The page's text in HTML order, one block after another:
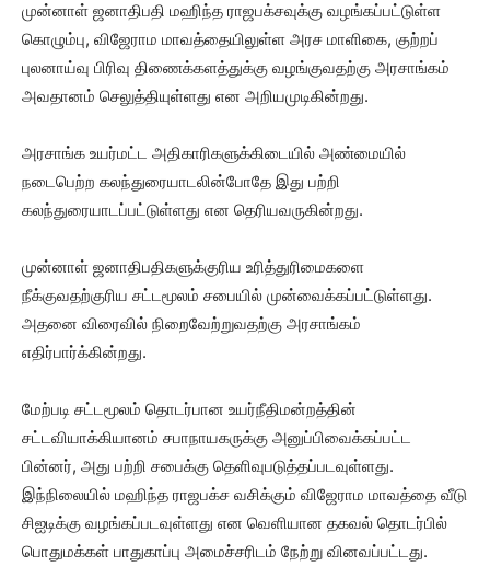
முன்னாள் ஜனாதிபதி மஹிந்த ராஜபக்சவுக்கு வழங்கப்பட்டுள்ள
கொழும்பு, விஜேராம மாவத்தையிலுள்ள அரச மாளிகை, குற்றப்
புலனாய்வு பிரிவு திணைக்களத்துக்கு வழங்குவதற்கு அரசாங்கம்
அவதானம் செலுத்தியுள்ளது என அறியமுடிகின்றது.
அரசாங்க உயர்மட்ட அதிகாரிகளுக்கிடையில் அண்மையில்
நடைபெற்ற கலந்துரையாடலின்போதே இது பற்றி
கலந்துரையாடப்பட்டுள்ளது என தெரியவருகின்றது.
முன்னாள் ஜனாதிபதிகளுக்குரிய உரித்துரிமைகளை
நீக்குவதற்குரிய சட்டமூலம் சபையில் முன்வைக்கப்பட்டுள்ளது.
அதனை விரைவில் நிறைவேற்றுவதற்கு அரசாங்கம்
எதிர்பார்க்கின்றது.
மேற்படி சட்டமூலம் தொடர்பான உயர்நீதிமன்றத்தின்
சட்டவியாக்கியானம் சபாநாயகருக்கு அனுப்பிவைக்கப்பட்ட
பின்னர், அது பற்றி சபைக்கு தெளிவுபடுத்தப்படவுள்ளது.
இந்நிலையில் மஹிந்த ராஜபக்ச வசிக்கும் விஜேராம மாவத்தை வீடு
சிஐடிக்கு வழங்கப்படவுள்ளது என வெளியான தகவல் தொடர்பில்
பொதுமக்கள் பாதுகாப்பு அமைச்சரிடம் நேற்று வினவப்பட்டது.